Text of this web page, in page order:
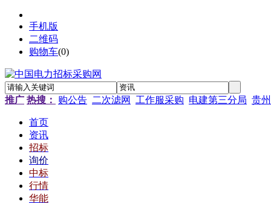
手机版
二维码
购物车(0)
推广 热搜： 购公告 二次滤网 工作服采购 电建第三分局 贵
首页
资讯
招标
询价
中标
行情
华能